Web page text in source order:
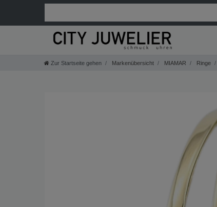
Zur Startseite gehen Markenübersicht MIAMAR Ringe